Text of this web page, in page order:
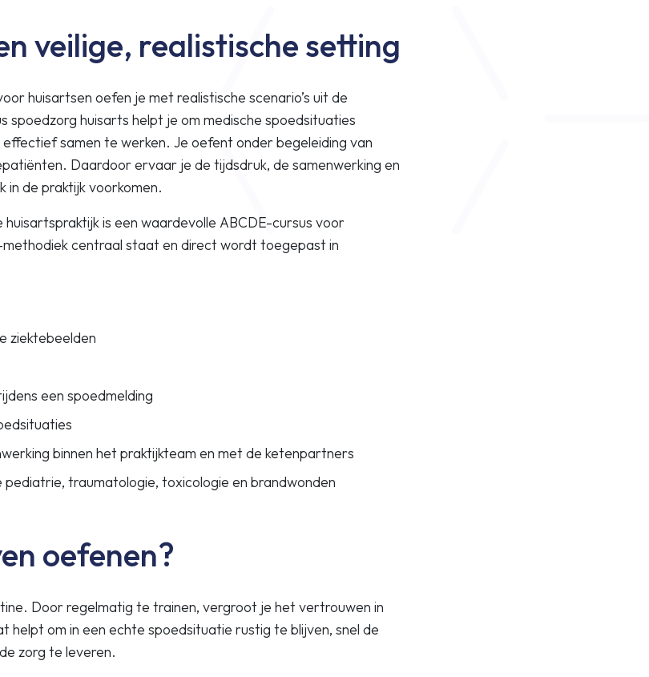
veilige, realistische setting
huisartsen oefen je met realistische scenario’s uit de
spoedzorg huisarts helpt je om medische spoedsituaties
samen te werken. Je oefent onder begeleiding van
Daardoor ervaar je de tijdsdruk, de samenwerking en
in de praktijk voorkomen.
huisartspraktijk is een waardevolle ABCDE-cursus voor
centraal staat en direct wordt toegepast in
ziektebeelden
een spoedmelding
binnen het praktijkteam en met de ketenpartners
pediatrie, traumatologie, toxicologie en brandwonden
oefenen?
Door regelmatig te trainen, vergroot je het vertrouwen in
helpt om in een echte spoedsituatie rustig te blijven, snel de
zorg te leveren.